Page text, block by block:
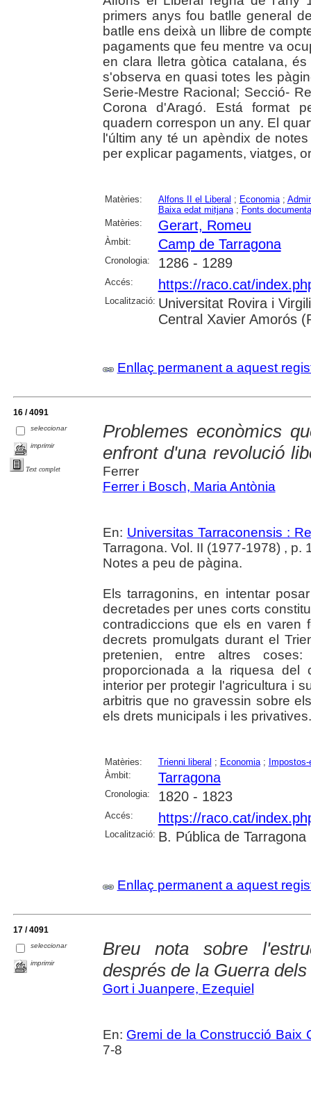
primers anys fou batlle general
batlle ens deixà un llibre de
pagaments que feu mentre va
en clara lletra gòtica catalana,
s'observa en quasi totes les
Serie-Mestre Racional; Secció-
Corona d'Aragó. Está format
quadern correspon un any. El
l'últim any té un apèndix de
per explicar pagaments, viatges,
Matèries: Alfons II el Liberal ; Economia;
Baixa edat mitjana; Fonts
Matèries:
Gerart, Romeu
Àmbit: Camp de Tarragona
Cronologia: 1286 - 1289
Accés: https://raco.cat/
Localització: Universitat Rovira i
Central Xavier Amorós
Enllaç permanent a aquest
16 / 4091
seleccionar
imprimir
Text complet
Problemes econòmics
enfront d'una revolució
Ferrer
Ferrer i Bosch, Maria Antònia
En: Universitas Tarraconensis :
Tarragona. Vol. II (1977-1978) , p.
Notes a peu de pàgina.
Els tarragonins, en intentar
decretades per unes corts
contradiccions que els en varen
decrets promulgats durant el
pretenien, entre altres
proporcionada a la riquesa del
interior per protegir l'agricultura i
arbitris que no gravessin sobre
els drets municipals i les privatives.
Matèries: Trienni liberal ; Economia;
Àmbit:
Tarragona
Cronologia: 1820 - 1823
Accés: https://raco.cat/
Localització: B. Pública de Tarragona
Enllaç permanent a aquest
17 / 4091
seleccionar
imprimir
Breu nota sobre
després de la Guerra
Gort i Juanpere, Ezequiel
En: Gremi de la Construcció Baix
7-8